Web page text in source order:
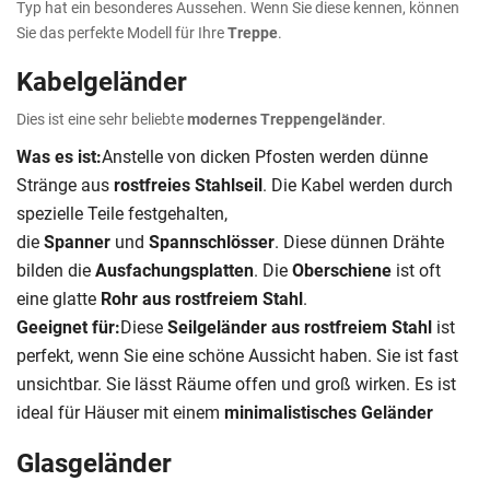
Typ hat ein besonderes Aussehen. Wenn Sie diese kennen, können
Sie das perfekte Modell für IhreTreppe.
Kabelgeländer
Dies ist eine sehr beliebtemodernes Treppengeländer.
Was es ist:Anstelle von dicken Pfosten werden dünne
Stränge ausrostfreies Stahlseil. Die Kabel werden durch
spezielle Teile festgehalten,
dieSpanner und Spannschlösser. Diese dünnen Drähte
bilden dieAusfachungsplatten. DieOberschiene ist oft
eine glatte Rohr aus rostfreiem Stahl.
Geeignet für:DieseSeilgeländer aus rostfreiem Stahl ist
perfekt, wenn Sie eine schöne Aussicht haben. Sie ist fast
unsichtbar. Sie lässt Räume offen und groß wirken. Es ist
ideal für Häuser mit einem minimalistisches Geländer
Glasgeländer